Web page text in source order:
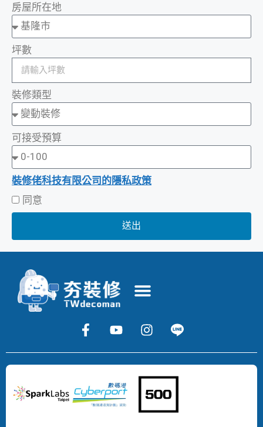
房屋所在地
坪數
裝修類型
可接受預算
裝修佬科技有限公司的隱私政策
同意
送出
Copyright
2024
DECOMAN